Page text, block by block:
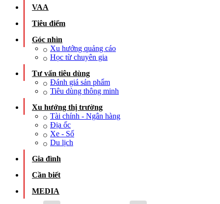
VAA
Tiêu điểm
Góc nhìn
Xu hướng quảng cáo
Học từ chuyên gia
Tư vấn tiêu dùng
Đánh giá sản phẩm
Tiêu dùng thông minh
Xu hướng thị trường
Tài chính - Ngân hàng
Địa ốc
Xe - Số
Du lịch
Gia đình
Cần biết
MEDIA